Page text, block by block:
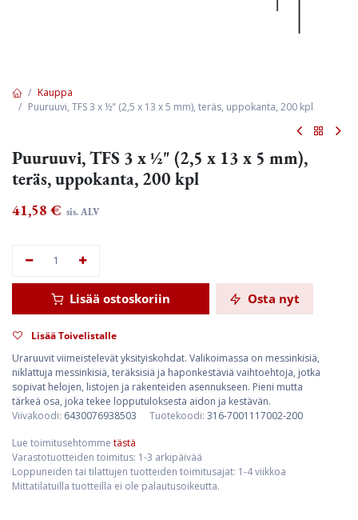
Kauppa
Puuruuvi, TFS 3 x ½" (2,5 x 13 x 5 mm), teräs, uppokanta, 200 kpl
Puuruuvi, TFS 3 x ½" (2,5 x 13 x 5 mm),
teräs, uppokanta, 200 kpl
41,58 € sis. ALV
Lisää ostoskoriin Osta nyt
Lisää Toivelistalle
Uraruuvit viimeistelevät yksityiskohdat. Valikoimassa on messinkisiä,
niklattuja messinkisiä, teräksisiä ja haponkestäviä vaihtoehtoja, jotka
sopivat helojen, listojen ja rakenteiden asennukseen. Pieni mutta
tärkeä osa, joka tekee lopputuloksesta aidon ja kestävän.
Viivakoodi: 6430076938503 Tuotekoodi: 316-7001117002-200
Lue toimitusehtomme tästä
Varastotuotteiden toimitus: 1-3 arkipäivää
Loppuneiden tai tilattujen tuotteiden toimitusajat: 1-4 viikkoa
Mittatilatuilla tuotteilla ei ole palautusoikeutta.